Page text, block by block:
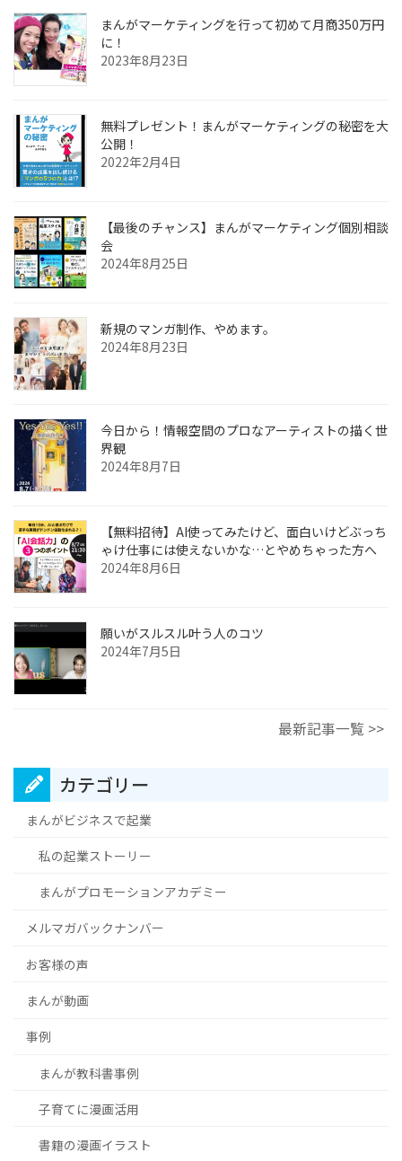
まんがマーケティングを行って初めて月商350万円
に！
2023年8月23日
無料プレゼント！まんがマーケティングの秘密を大
公開！
2022年2月4日
【最後のチャンス】まんがマーケティング個別相談
会
2024年8月25日
新規のマンガ制作、やめます。
2024年8月23日
今日から！情報空間のプロなアーティストの描く世
界観
2024年8月7日
【無料招待】AI使ってみたけど、面白いけどぶっち
ゃけ仕事には使えないかな…とやめちゃった方へ
2024年8月6日
願いがスルスル叶う人のコツ
2024年7月5日
最新記事一覧 >>
カテゴリー
まんがビジネスで起業
私の起業ストーリー
まんがプロモーションアカデミー
メルマガバックナンバー
お客様の声
まんが動画
事例
まんが教科書事例
子育てに漫画活用
書籍の漫画イラスト